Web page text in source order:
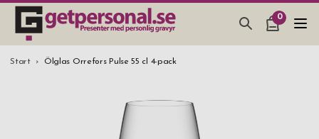
0
PRESENTER & PRYLAR
SMYCKEN & ACCESSOARER
Start Ölglas Orrefors Pulse 55 cl 4-pack